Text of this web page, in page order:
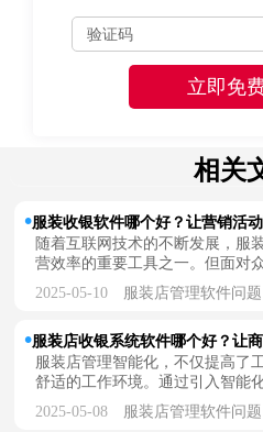
相关
服装收银软件哪个好？让营销活
随着互联网技术的不断发展，服
营效率的重要工具之一。但面对
2025-05-10 服装店管理软件问题
服装店收银系统软件哪个好？让
服装店管理智能化，不仅提高了
舒适的工作环境。通过引入智能
2025-05-08 服装店管理软件问题